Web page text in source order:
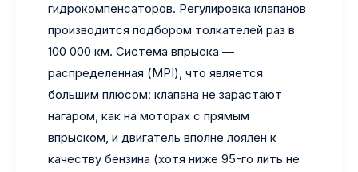
гидрокомпенсаторов. Регулировка клапанов
производится подбором толкателей раз в
100 000 км. Система впрыска —
распределенная (MPI), что является
большим плюсом: клапана не зарастают
нагаром, как на моторах с прямым
впрыском, и двигатель вполне лоялен к
качеству бензина (хотя ниже 95-го лить не